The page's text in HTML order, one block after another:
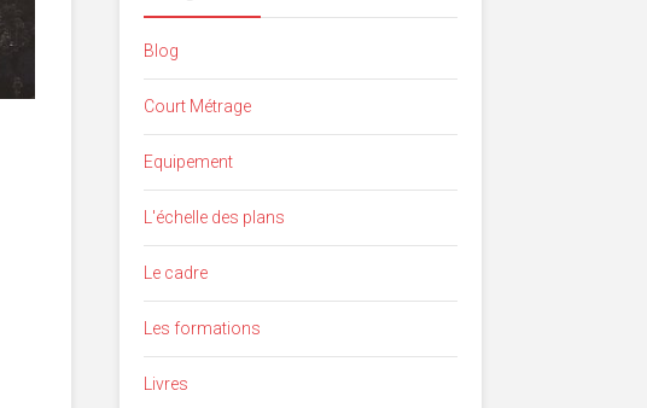
Blog
Court Métrage
Equipement
L'échelle des plans
Le cadre
Les formations
Livres